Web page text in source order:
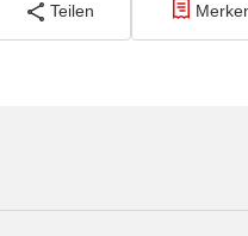
Teilen